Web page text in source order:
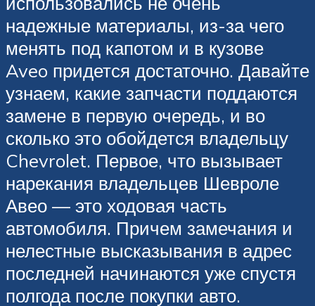
надежные материалы, из-за чего
менять под капотом и в кузове
Aveo придется достаточно. Давайте
узнаем, какие запчасти поддаются
замене в первую очередь, и во
сколько это обойдется владельцу
Chevrolet. Первое, что вызывает
нарекания владельцев Шевроле
Авео — это ходовая часть
автомобиля. Причем замечания и
нелестные высказывания в адрес
последней начинаются уже спустя
полгода после покупки авто.